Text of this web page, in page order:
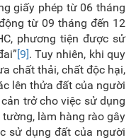
giấy phép từ 06 tháng
từ 09 tháng đến 12
phương tiện được sử
[9]. Tuy nhiên, khi quy
chất thải, chất độc hại,
lên thửa đất của người
trở cho việc sử dụng
làm hàng rào gây
sử dụng đất của người